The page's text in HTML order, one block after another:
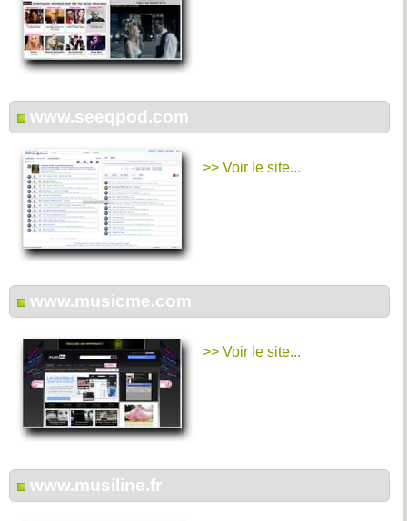
www.seeqpod.com
>> Voir le site...
www.musicme.com
>> Voir le site...
www.musiline.fr